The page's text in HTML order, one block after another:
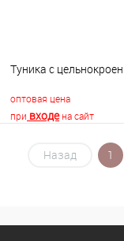
Туника с
оптовая цена
при входена сайт
Назад 1